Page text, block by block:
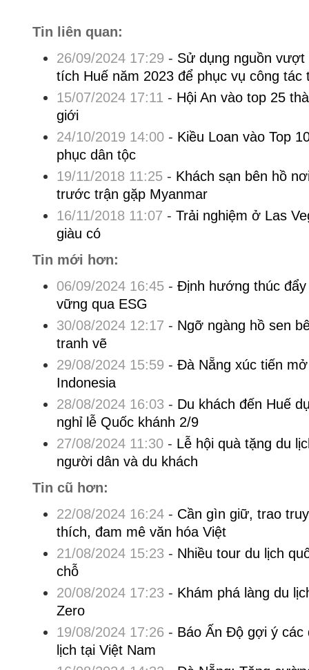
Tin liên quan:
26/09/2024 17:29 - Sử dụng nguồn
tích Huế năm 2023 để phục vụ công tác
15/07/2024 17:11 - Hội An vào top 25
giới
24/10/2019 14:00- Kiều Loan vào Top
phục dân tộc
19/11/2018 11:25- Khách sạn bên hồ
trước trận gặp Myanmar
16/11/2018 11:07 - Trải nghiệm ở Las
giàu có
Tin mới hơn:
06/09/2024 16:45- Định hướng thúc
vững qua ESG
30/08/2024 12:17 - Ngỡ ngàng hồ sen
tranh vẽ
29/08/2024 15:59 - Đà Nẵng xúc tiến
Indonesia
28/08/2024 16:03 - Du khách đến Huế
nghỉ lễ Quốc khánh 2/9
27/08/2024 11:30- Lễ hội quà tặng du
người dân và du khách
Tin cũ hơn:
22/08/2024 16:24- Cần gìn giữ, trao
thích, đam mê văn hóa Việt
21/08/2024 15:23 - Nhiều tour du lịch
chỗ
20/08/2024 17:23 - Khám phá làng du
Zero
19/08/2024 17:26 - Báo Ấn Độ gợi ý các
lịch tại Việt Nam